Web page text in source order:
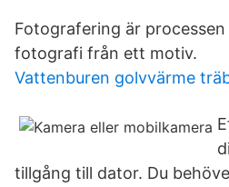
Fotografering är
fotografi från ett motiv.
Vattenburen golvvärme
tillgång till dator. Du